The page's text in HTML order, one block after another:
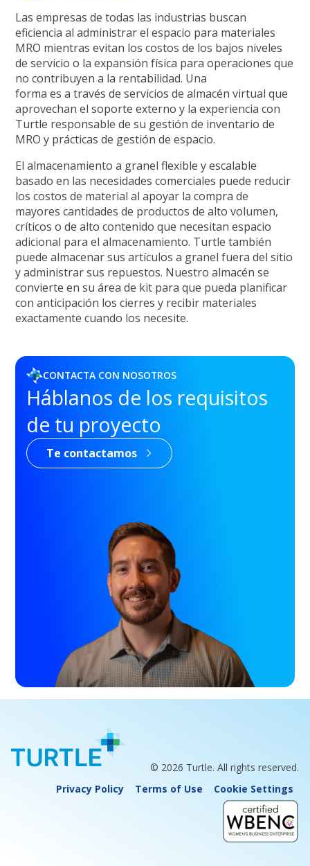
Las empresas de todas las industrias buscan
eficiencia al administrar el espacio para materiales
MRO mientras evitan los costos de los bajos niveles
de servicio o la expansión física para operaciones que
no contribuyen a la rentabilidad. Una
forma es a través de servicios de almacén virtual que
aprovechan el soporte externo y la experiencia con
Turtle responsable de su gestión de inventario de
MRO y prácticas de gestión de espacio.
El almacenamiento a granel flexible y escalable
basado en las necesidades comerciales puede reducir
los costos de material al apoyar la compra de
mayores cantidades de productos de alto volumen,
críticos o de alto contenido que necesitan espacio
adicional para el almacenamiento. Turtle también
puede almacenar sus artículos a granel fuera del sitio
y administrar sus repuestos. Nuestro almacén se
convierte en su área de kit para que pueda planificar
con anticipación los cierres y recibir materiales
exactamente cuando los necesite.
CONTACTA CON NOSOTROS
Háblanos de los requisitos
de tu proyecto
Te contactamos
© 2026 Turtle. All rights reserved.
Privacy Policy
Terms of Use Cookie Settings